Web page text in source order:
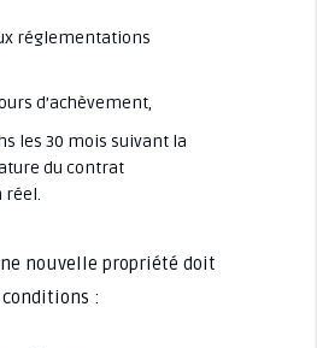
réglementations
d’achèvement,
les 30 mois suivant la
du contrat
réel.
nouvelle propriété doit
conditions :